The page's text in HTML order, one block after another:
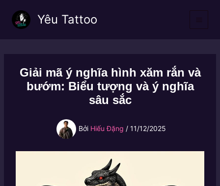
Yêu Tattoo
Giải mã ý nghĩa hình xăm rắn và
bướm: Biểu tượng và ý nghĩa
sâu sắc
Bởi Hiếu Đặng / 11/12/2025